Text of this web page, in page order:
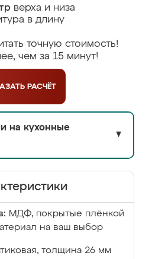
верха и низа
в длину
точную стоимость!
чем за 15 минут!
РАСЧЁТ
на кухонные
▼
МДФ, покрытые плёнкой
на ваш выбор
толщина 26 мм